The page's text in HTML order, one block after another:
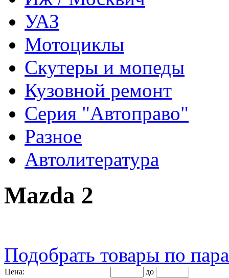
УАЗ
Мотоциклы
Скутеры и мопеды
Кузовной ремонт
Серия "Автоправо"
Разное
Автолитература
Mazda 2
Подобрать товары по
Цена:
до